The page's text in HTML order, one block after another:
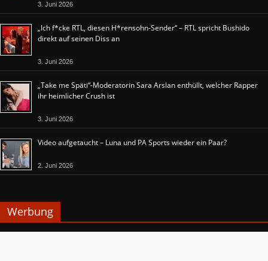
3. Juni 2026
„Ich f*cke RTL, diesen H*rensohn-Sender“ – RTL spricht Bushido
direkt auf seinen Diss an
3. Juni 2026
„Take me Späti“-Moderatorin Sara Arslan enthüllt, welcher Rapper
ihr heimlicher Crush ist
3. Juni 2026
Video aufgetaucht – Luna und PA Sports wieder ein Paar?
2. Juni 2026
Werbung